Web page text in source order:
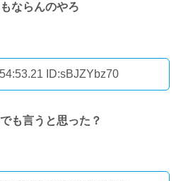
ならんのやろ
ID:sBJZYbz70
も言うと思った？